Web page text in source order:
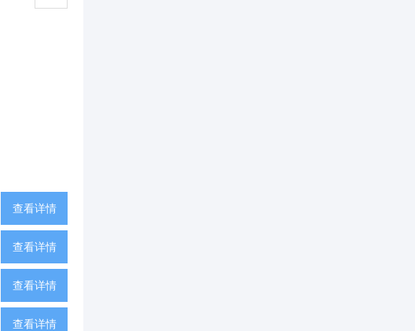
查看详情
查看详情
查看详情
查看详情